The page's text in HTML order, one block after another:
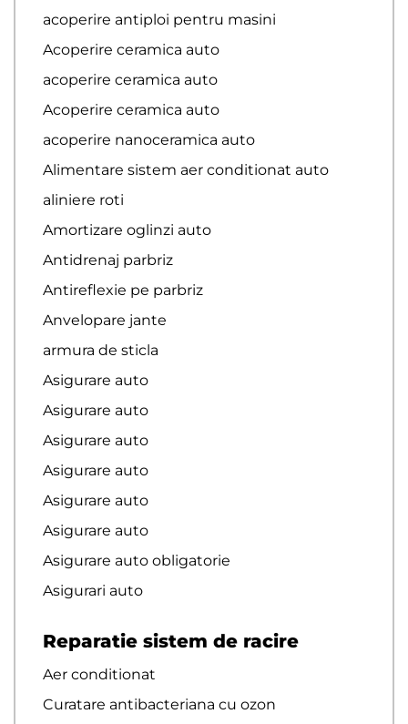
acoperire antiploi pentru masini
Acoperire ceramica auto
acoperire ceramica auto
Acoperire ceramica auto
acoperire nanoceramica auto
Alimentare sistem aer conditionat auto
aliniere roti
Amortizare oglinzi auto
Antidrenaj parbriz
Antireflexie pe parbriz
Anvelopare jante
armura de sticla
Asigurare auto
Asigurare auto
Asigurare auto
Asigurare auto
Asigurare auto
Asigurare auto
Asigurare auto obligatorie
Asigurari auto
Reparatie sistem de racire
Aer conditionat
Curatare antibacteriana cu ozon